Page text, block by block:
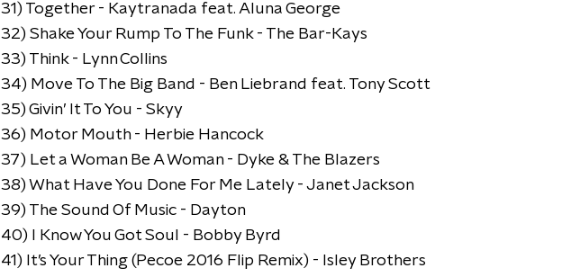
31) Together - Kaytranada feat. Aluna George
32) Shake Your Rump To The Funk - The Bar-Kays
33) Think - Lynn Collins
34) Move To The Big Band - Ben Liebrand feat. Tony Scott
35) Givin’ It To You - Skyy
36) Motor Mouth - Herbie Hancock
37) Let a Woman Be A Woman - Dyke & The Blazers
38) What Have You Done For Me Lately - Janet Jackson
39) The Sound Of Music - Dayton
40) I Know You Got Soul - Bobby Byrd
41) It’s Your Thing (Pecoe 2016 Flip Remix) - Isley Brothers